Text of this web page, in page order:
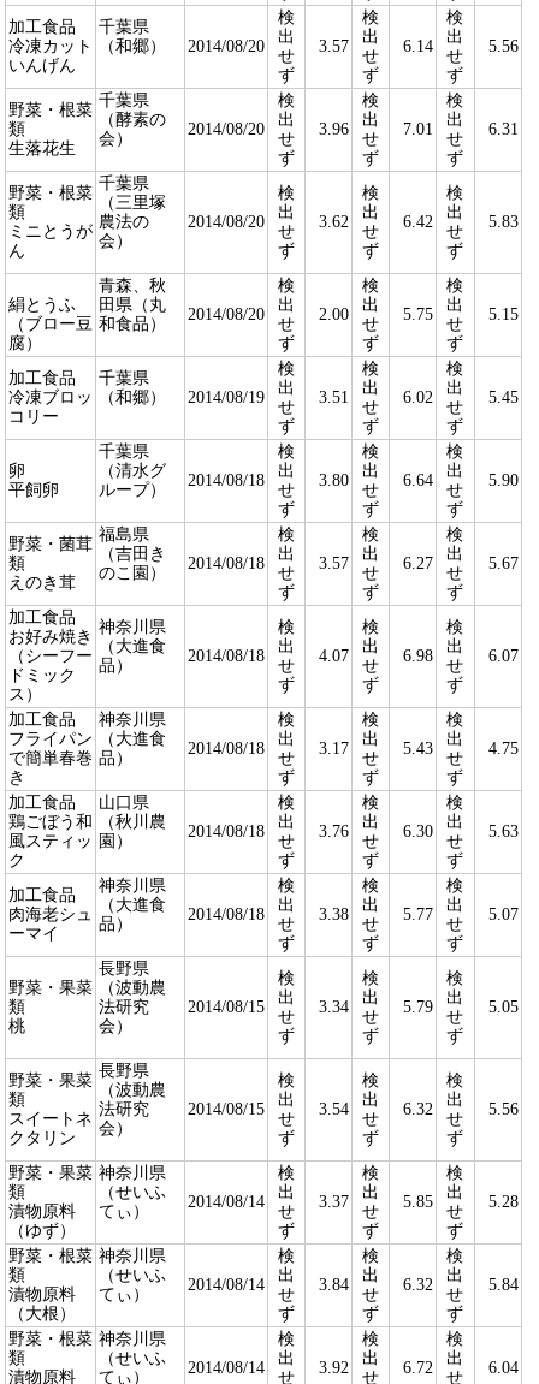
加工食品
冷凍カット
いんげん
千葉県
（和郷）
2014/08/20
検
出
せ
ず
3.57
検
出
せ
ず
6.14
検
出
せ
ず
5.56
野菜・根菜
類
生落花生
千葉県
（酵素の
会）
2014/08/20
検
出
せ
ず
3.96
検
出
せ
ず
7.01
検
出
せ
ず
6.31
野菜・根菜
類
ミニとうが
ん
千葉県
（三里塚
農法の
会）
2014/08/20
検
出
せ
ず
3.62
検
出
せ
ず
6.42
検
出
せ
ず
5.83
絹とうふ
（ブロー豆
腐）
青森、秋
田県（丸
和食品）
2014/08/20
検
出
せ
ず
2.00
検
出
せ
ず
5.75
検
出
せ
ず
5.15
加工食品
冷凍ブロッ
コリー
千葉県
（和郷）
2014/08/19
検
出
せ
ず
3.51
検
出
せ
ず
6.02
検
出
せ
ず
5.45
卵
平飼卵
千葉県
（清水グ
ループ）
2014/08/18
検
出
せ
ず
3.80
検
出
せ
ず
6.64
検
出
せ
ず
5.90
野菜・菌茸
類
えのき茸
福島県
（吉田き
のこ園）
2014/08/18
検
出
せ
ず
3.57
検
出
せ
ず
6.27
検
出
せ
ず
5.67
加工食品
お好み焼き
（シーフー
ドミック
ス）
神奈川県
（大進食
品）
2014/08/18
検
出
せ
ず
4.07
検
出
せ
ず
6.98
検
出
せ
ず
6.07
加工食品
フライパン
で簡単春巻
き
神奈川県
（大進食
品）
2014/08/18
検
出
せ
ず
3.17
検
出
せ
ず
5.43
検
出
せ
ず
4.75
加工食品
鶏ごぼう和
風スティッ
ク
山口県
（秋川農
園）
2014/08/18
検
出
せ
ず
3.76
検
出
せ
ず
6.30
検
出
せ
ず
5.63
加工食品
肉海老シュ
ーマイ
神奈川県
（大進食
品）
2014/08/18
検
出
せ
ず
3.38
検
出
せ
ず
5.77
検
出
せ
ず
5.07
野菜・果菜
類
桃
長野県
（波動農
法研究
会）
2014/08/15
検
出
せ
ず
3.34
検
出
せ
ず
5.79
検
出
せ
ず
5.05
野菜・果菜
類
スイートネ
クタリン
長野県
（波動農
法研究
会）
2014/08/15
検
出
せ
ず
3.54
検
出
せ
ず
6.32
検
出
せ
ず
5.56
野菜・果菜
類
漬物原料
（ゆず）
神奈川県
（せいふ
てぃ）
2014/08/14
検
出
せ
ず
3.37
検
出
せ
ず
5.85
検
出
せ
ず
5.28
野菜・根菜
類
漬物原料
（大根）
神奈川県
（せいふ
てぃ）
2014/08/14
検
出
せ
ず
3.84
検
出
せ
ず
6.32
検
出
せ
ず
5.84
野菜・根菜
類
漬物原料
神奈川県
（せいふ
てぃ）
2014/08/14
検
出
せ
3.92
検
出
せ
6.72
検
出
せ
6.04